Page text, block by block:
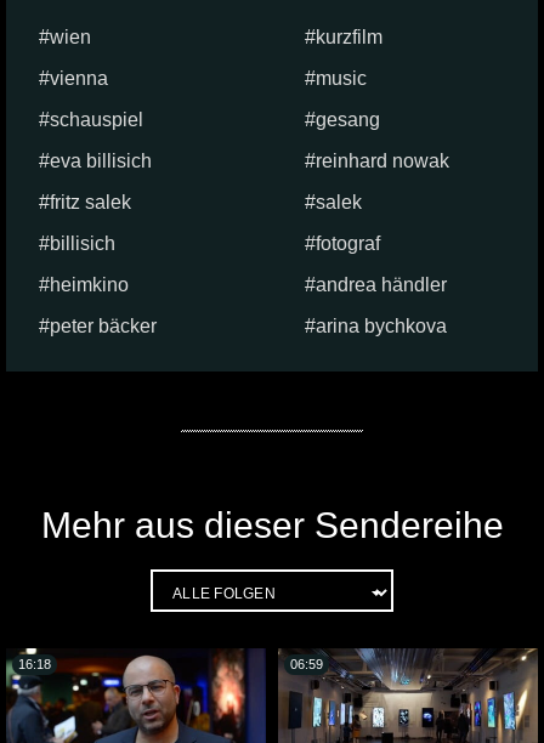
wien
kurzfilm
vienna
music
schauspiel
gesang
eva billisich
reinhard nowak
fritz salek
salek
billisich
fotograf
heimkino
andrea händler
peter bäcker
arina bychkova
Mehr aus dieser Sendereihe
16:18 06:59